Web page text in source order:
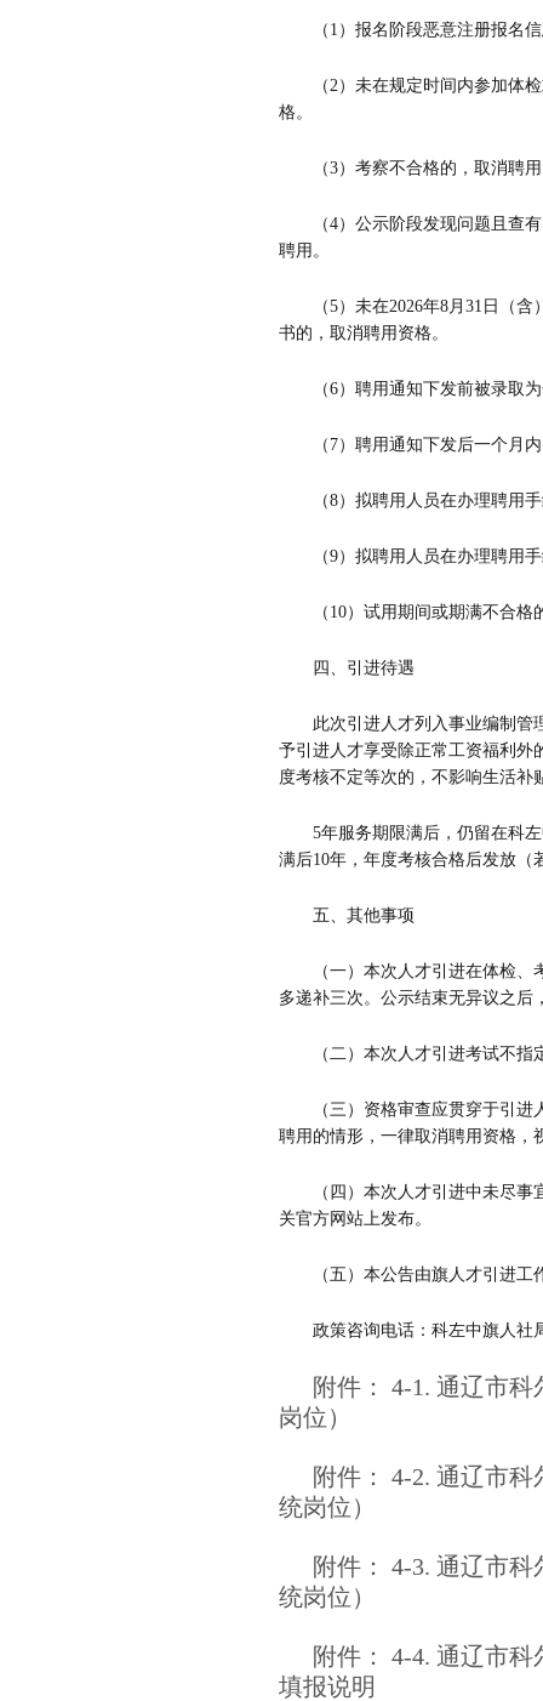
（ 1 ）报名阶段恶意注册报名
（2）未在规定时间内参加体
格。
（3）考察不合格的，取消聘
（4）公示阶段发现问题且查
聘用。
（5） 未在2026年8月 31 日（含
书的，取消聘用资格。
（6）聘用通知下发前被录取
（ 7）聘用通知下发后一个月
（8）拟聘用人员在办理聘用
（9）拟聘用人员在办理聘用
（ 10）试用期间或期满不合格
四、 引进待遇
此次引进人才列入事业编制管
予引进人才享受除正常工资福利外
度考核不定等次的，不影响生活补
5年服务期限满后，仍留在科
满后10年，年度考核合格后发放（
五、其他事项
（一）本次人才引进在体检
多递补三次。公示结束无异议之后
（二）本次人才引进考试不
（三）资格审查应贯穿于引
聘用的情形，一律取消聘用资格，
（四）本次人才引进中未尽
关官方网站上发布。
（五）本公告由旗人才引进
政策咨询电话： 科左中旗人社
附件： 4-1. 通辽市
岗位）
附件： 4-2. 通辽市
统岗位）
附件： 4-3. 通辽市
统岗位）
附件： 4-4. 通辽市
填报说明